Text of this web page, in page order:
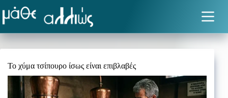
στο
περιεχόμενο
Το χύμα τσίπουρο ίσως είναι επιβλαβές